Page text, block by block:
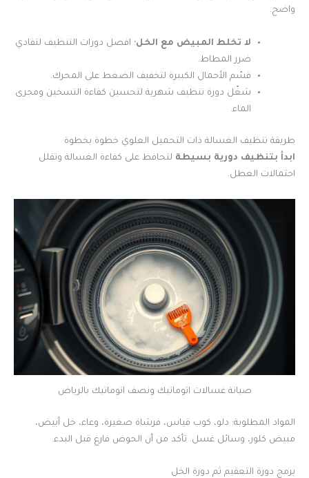
واضح.
لا تخلط المبيض مع الخل؛ افصل دورات التنظيف لتفادي
ضرر المطاط.
قسّم الأحمال الكبيرة لتخفيف الضغط على المحرك.
شغّل دورة تنظيف شهرية لتحسين كفاءة التسخين ومجرى
الماء.
طريقة تنظيف الغسالة ذات التحميل العلوي خطوة بخطوة
ابدأ بتنظيف دورية بسيطة لتحافظ على كفاءة الغسالة وتقلل
احتمالات العطل.
صيانة غسالات اتوماتيك ونصف اتوماتيك بالرياض
المواد المطلوبة: دلو، كوب قياس، فرشاة صغيرة، وعاء، خل أبيض،
مبيض كلور، وسائل غسل. تأكد من أن الحوض فارغ قبل البدء.
برمج دورة التعقيم ثم دورة الخل